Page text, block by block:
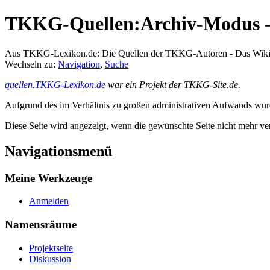
TKKG-Quellen:Archiv-Modus
Aus TKKG-Lexikon.de: Die Quellen der TKKG-Autoren - Das Wiki
Wechseln zu: Navigation, Suche
quellen.TKKG-Lexikon.de war ein Projekt der TKKG-Site.de.
Aufgrund des im Verhältnis zu großen administrativen Aufwands
Diese Seite wird angezeigt, wenn die gewünschte Seite nicht mehr
Navigationsmenü
Meine Werkzeuge
Anmelden
Namensräume
Projektseite
Diskussion